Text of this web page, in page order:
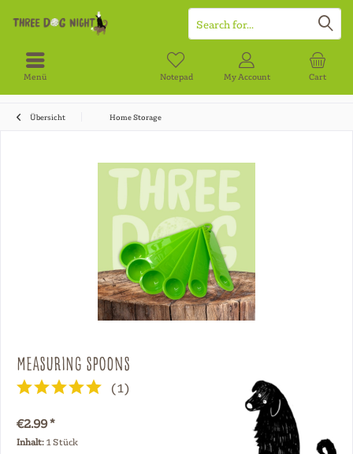
Menü Cart
Notepad My Account
Übersicht Home Storage
Measuring Spoons
(1)
€2.99 *
Inhalt: 1 Stück